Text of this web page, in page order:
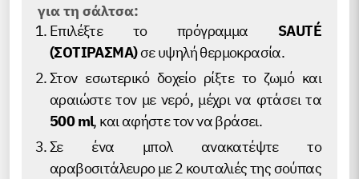
για τη σάλτσα:
Επιλέξτε το πρόγραμμα SAUTÉ
(ΣΟΤΙΡΑΣΜΑ)σε υψηλή θερμοκρασία.
Στον εσωτερικό δοχείο ρίξτε το ζωμό και
αραιώστε τον με νερό, μέχρι να φτάσει τα
500 ml, και αφήστε τον να βράσει.
Σε ένα μπολ ανακατέψτε το
αραβοσιτάλευρο με 2 κουταλιές της σούπας